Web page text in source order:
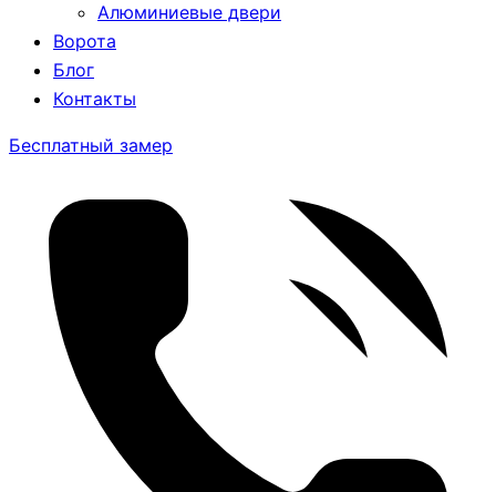
Алюминиевые двери
Ворота
Блог
Контакты
Бесплатный замер